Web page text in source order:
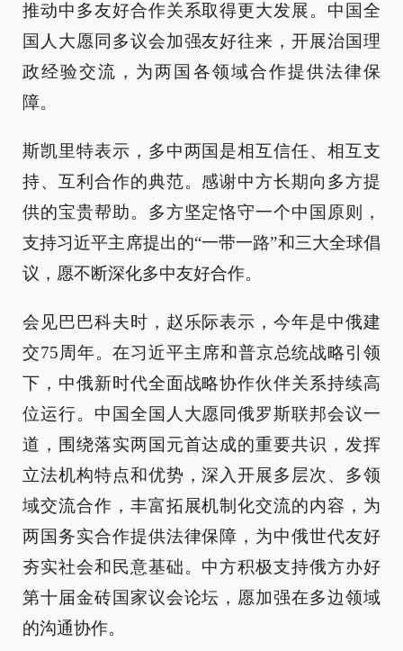
推动中多友好合作关系取得更大发展。中国全
国人大愿同多议会加强友好往来，开展治国理
政经验交流，为两国各领域合作提供法律保
障。
斯凯里特表示，多中两国是相互信任、相互支
持、互利合作的典范。感谢中方长期向多方提
供的宝贵帮助。多方坚定恪守一个中国原则，
支持习近平主席提出的“一带一路”和三大全球倡
议，愿不断深化多中友好合作。
会见巴巴科夫时，赵乐际表示，今年是中俄建
交75周年。在习近平主席和普京总统战略引领
下，中俄新时代全面战略协作伙伴关系持续高
位运行。中国全国人大愿同俄罗斯联邦会议一
道，围绕落实两国元首达成的重要共识，发挥
立法机构特点和优势，深入开展多层次、多领
域交流合作，丰富拓展机制化交流的内容，为
两国务实合作提供法律保障，为中俄世代友好
夯实社会和民意基础。中方积极支持俄方办好
第十届金砖国家议会论坛，愿加强在多边领域
的沟通协作。